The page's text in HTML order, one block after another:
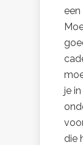
een
je
die